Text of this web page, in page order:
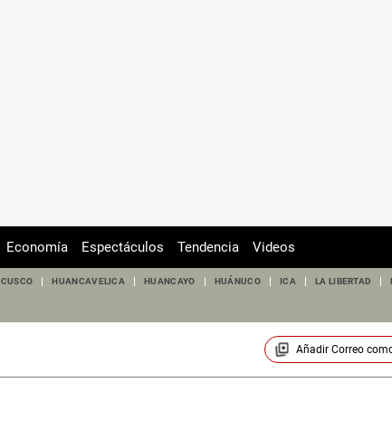
Economía Espectáculos Tendencia Videos
CUSCO HUANCAVELICA HUANCAYO HUÁNUCO ICA LA LIBERTAD
Añadir Correo